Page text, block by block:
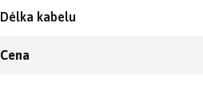
Délka kabelu
Cena